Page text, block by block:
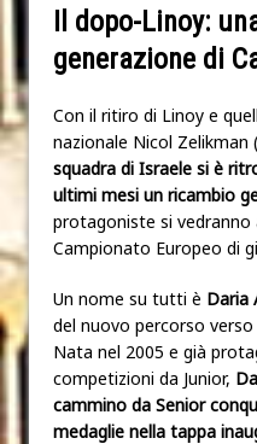
Il dopo-Linoy:
generazione di
Con il ritiro di Linoy e
nazionale Nicol Zelikman
squadra di Israele si è
ultimi mesi un ricambio
protagoniste si vedranno
Campionato Europeo di
Un nome su tutti è Daria
del nuovo percorso verso
Nata nel 2005 e già
competizioni da Junior,
cammino da Senior
medaglie nella tappa